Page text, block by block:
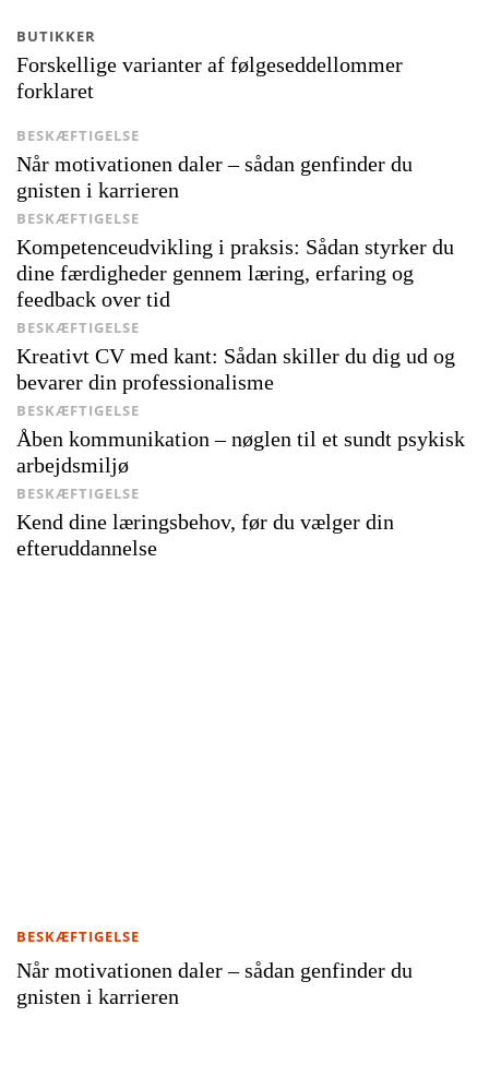
Forskellige varianter af følgeseddellommer
forklaret
BUTIKKER
Når motivationen daler – sådan genfinder du
gnisten i karrieren
BESKÆFTIGELSE
Kompetenceudvikling i praksis: Sådan styrker du
dine færdigheder gennem læring, erfaring og
feedback over tid
BESKÆFTIGELSE
Kreativt CV med kant: Sådan skiller du dig ud og
bevarer din professionalisme
BESKÆFTIGELSE
Åben kommunikation – nøglen til et sundt psykisk
arbejdsmiljø
BESKÆFTIGELSE
Kend dine læringsbehov, før du vælger din
efteruddannelse
BESKÆFTIGELSE
Når motivationen daler – sådan genfinder du
gnisten i karrieren
BESKÆFTIGELSE